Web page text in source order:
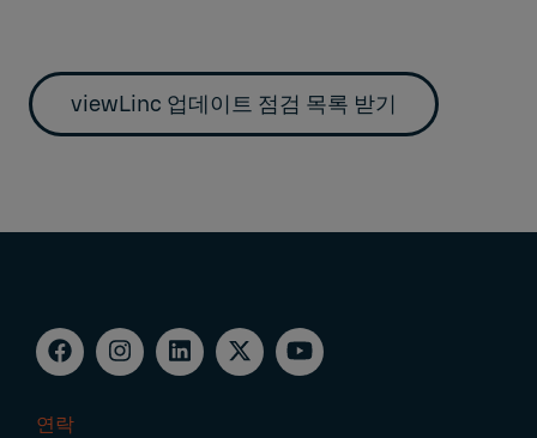
viewLinc 업데이트 점검 목록 받기
연락